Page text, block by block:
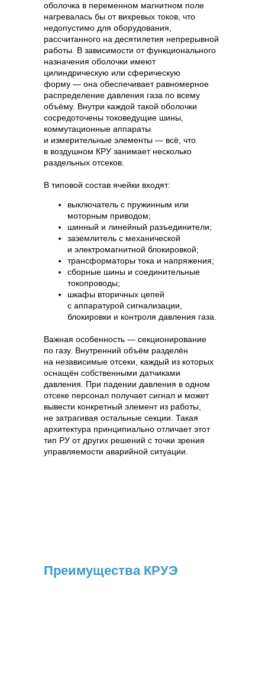
Преимущества КРУЭ
оболочка в переменном магнитном поле
нагревалась бы от вихревых токов, что
недопустимо для оборудования,
рассчитанного на десятилетия непрерывной
работы. В зависимости от функционального
назначения оболочки имеют
цилиндрическую или сферическую
форму — она обеспечивает равномерное
распределение давления газа по всему
объёму. Внутри каждой такой оболочки
сосредоточены токоведущие шины,
коммутационные аппараты
и измерительные элементы — всё, что
в воздушном КРУ занимает несколько
раздельных отсеков.
В типовой состав ячейки входят:
выключатель с пружинным или
моторным приводом;
шинный и линейный разъединители;
заземлитель с механической
и электромагнитной блокировкой;
трансформаторы тока и напряжения;
сборные шины и соединительные
токопроводы;
шкафы вторичных цепей
с аппаратурой сигнализации,
блокировки и контроля давления газа.
Важная особенность — секционирование
по газу. Внутренний объём разделён
на независимые отсеки, каждый из которых
оснащён собственными датчиками
давления. При падении давления в одном
отсеке персонал получает сигнал и может
вывести конкретный элемент из работы,
не затрагивая остальные секции. Такая
архитектура принципиально отличает этот
тип РУ от других решений с точки зрения
управляемости аварийной ситуации.